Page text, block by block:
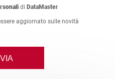
di DataMaster
aggiornato sulle novità